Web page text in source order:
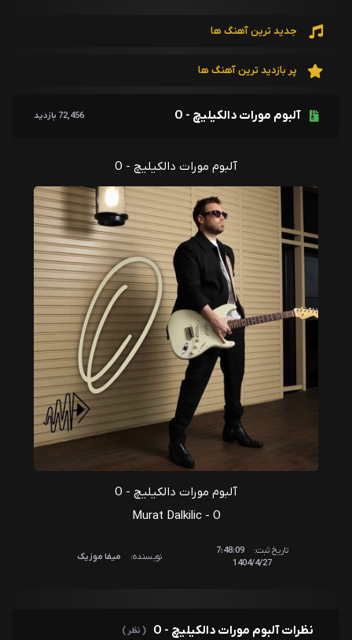
آلبوم مورات دالکیلیچ - O 72,456 بازدید
آلبوم مورات دالکیلیچ - O
آلبوم مورات دالکیلیچ - O
Murat Dalkilic - O
تاریخ ثبت:
7:48:09
1404/4/27
نویسنده: میفا موزیک
نظرات آلبوم مورات دالکیلیچ - O ( نظر )
مورات دالکیلیچ
جدید ترین آهنگ ها
پر بازدید ترین آهنگ ها